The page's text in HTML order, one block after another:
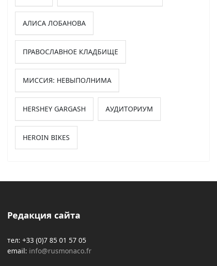
АЛИСА ЛОБАНОВА
ПРАВОСЛАВНОЕ КЛАДБИЩЕ
МИССИЯ: НЕВЫПОЛНИМА
HERSHEY GARGASH АУДИТОРИУМ
HEROIN BIKES
Редакция сайта
тел: +33 (0)7 85 01 57 05
email: info@rusmonaco.fr